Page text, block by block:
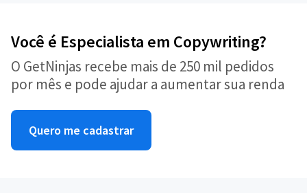
Você é Especialista em Copywriting?
O GetNinjas recebe mais de 250 mil pedidos
por mês e pode ajudar a aumentar sua renda
Quero me cadastrar